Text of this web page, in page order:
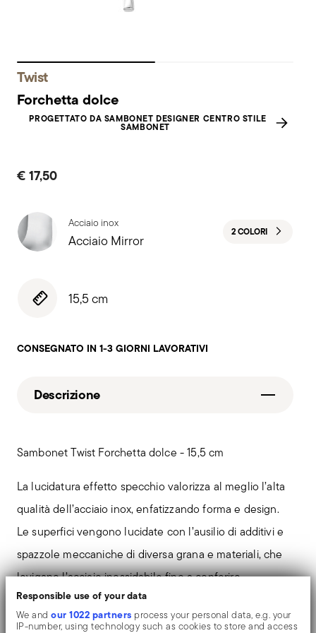
Responsible use of your data
We andour 1022 partners process your personal data, e.g. your
IP-number, using technology such as cookies to store and access
Twist
Forchetta dolce
PROGETTATO DA SAMBONET DESIGNER CENTRO STILE
SAMBONET
€ 17,50
Acciaio inox
Acciaio Mirror 2 COLORI
15,5 cm
CONSEGNATO IN 1-3 GIORNI LAVORATIVI
Descrizione
Sambonet Twist Forchetta dolce - 15,5 cm
La lucidatura effetto specchio valorizza al meglio l’alta
qualità dell’acciaio inox, enfatizzando forma e design.
Le superfici vengono lucidate con l’ausilio di additivi e
spazzole meccaniche di diversa grana e materiali, che
levigano l’acciaio inossidabile fino a conferire
un’elevata lucentezza. L’oggetto si arricchisce di riflessi
che lo rendono ancora più prezioso.